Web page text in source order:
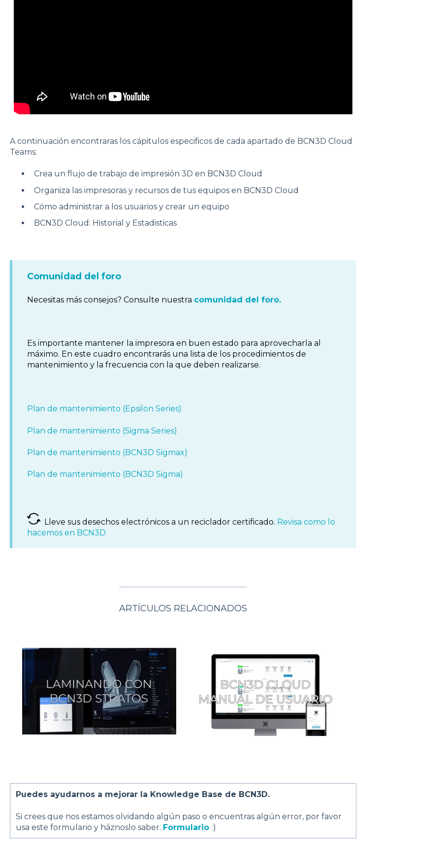
A continuación encontraras los cápitulos especificos de cada apartado de BCN3D Cloud
Teams:
Crea un flujo de trabajo de impresión 3D en BCN3D Cloud
Organiza las impresoras y recursos de tus equipos en BCN3D Cloud
Cómo administrar a los usuarios y crear un equipo
BCN3D Cloud: Historial y Estadisticas
Comunidad del foro
Necesitas más consejos? Consulte nuestra comunidad del foro.
Es importante mantener la impresora en buen estado para aprovecharla al
máximo. En este cuadro encontrarás una lista de los procedimientos de
mantenimiento y la frecuencia con la que deben realizarse.
Plan de mantenimiento (Epsilon Series)
Plan de mantenimiento (Sigma Series)
Plan de mantenimiento (BCN3D Sigmax)
Plan de mantenimiento (BCN3D Sigma)
Lleve sus desechos electrónicos a un reciclador certificado. Revisa como lo
hacemos en BCN3D
ARTÍCULOS RELACIONADOS
Puedes ayudarnos a mejorar la Knowledge Base de BCN3D.
Si crees que nos estamos olvidando algún paso o encuentras algún error, por favor
usa este formulario y háznoslo saber. Formulario :)